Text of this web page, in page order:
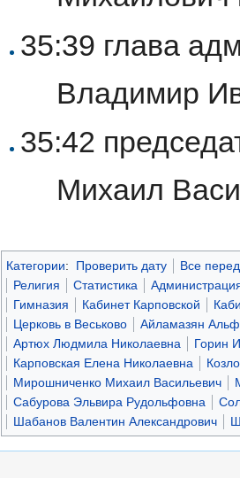
35:39 глава
Владимир
35:42
Михаил
Категории: Проверить дату
Все
Религия
Статистика
Гимназия
Кабинет Карповской
Церковь в Веськово
Айламазян
Артюх Людмила Николаевна
Горин
Карповская Елена Николаевна
Мирошниченко Михаил Васильевич
Сабурова Эльвира Рудольфовна
Шабанов Валентин Александрович